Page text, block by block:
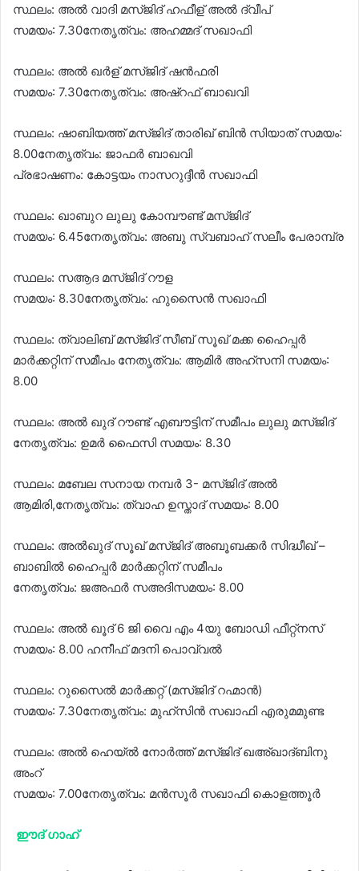
സ്ഥലം: അൽ വാദി മസ്‌ജിദ് ഹഫീള് അൽ ദ്വീപ്
സമയം: 7.30നേതൃത്വം: അഹമ്മദ് സഖാഫി
സ്ഥലം: അൽ ഖർള് മസ്‌ജിദ് ഷൻഫരി
സമയം: 7.30നേതൃത്വം: അഷ്റഫ് ബാഖവി
സ്ഥലം: ഷാബിയത്ത് മസ്‌ജിദ് താരിഖ് ബിൻ സിയാത് സമയം:
8.00നേതൃത്വം: ജാഫർ ബാഖവി
പ്രഭാഷണം: കോട്ടയം നാസറുദ്ദീൻ സഖാഫി
സ്ഥലം: ഖാബുറ ലുലു കോമ്പൗണ്ട് മസ്‌ജിദ്
സമയം: 6.45നേതൃത്വം: അബു സ്വബാഹ് സലീം പേരാമ്പ്ര
സ്ഥലം: സആദ മസ്‌ജിദ് റൗള
സമയം: 8.30നേതൃത്വം: ഹുസൈൻ സഖാഫി
സ്ഥലം: ത്വാലിബ് മസ്‌ജിദ് സീബ് സൂഖ് മക്ക ഹൈപ്പർ
മാർക്കറ്റിന് സമീപം നേതൃത്വം: ആമിർ അഹ്സനി സമയം:
8.00
സ്ഥലം: അൽ ഖുദ് റൗണ്ട് എബൗട്ടിന് സമീപം ലുലു മസ്‌ജിദ്
നേതൃത്വം: ഉമർ ഫൈസി സമയം: 8.30
സ്ഥലം: മബേല സനായ നമ്പർ 3- മസ്‌ജിദ്‌ അൽ
ആമിരി,നേതൃത്വം: ത്വാഹ ഉസ്താദ് സമയം: 8.00
സ്ഥലം: അൽഖുദ് സൂഖ് മസ്‌ജിദ് അബൂബക്കർ സിദ്ധീഖ് –
ബാബിൽ ഹൈപ്പർ മാർക്കറ്റിന് സമീപം
നേതൃത്വം: ജഅഫർ സഅദിസമയം: 8.00
സ്ഥലം: അൽ ഖൂദ് 6 ജി വൈ എം 4യു ബോഡി ഫീറ്റ്നസ്
സമയം: 8.00 ഹനീഫ് മദനി പൊവ്വൽ
സ്ഥലം: റുസൈൽ മാർക്കറ്റ് (മസ്ജിദ് റഹ്മാൻ)
സമയം: 7.30നേതൃത്വം: മുഹ്സിൻ സഖാഫി എരുമമുണ്ട
സ്ഥലം: അൽ ഹെയ്‌ൽ നോർത്ത് മസ്‌ജിദ് ഖഅ്ഖാദ്ബിനു
അംറ്
സമയം: 7.00നേതൃത്വം: മൻസൂർ സഖാഫി കൊളത്തൂർ
ഈദ് ഗാഹ്